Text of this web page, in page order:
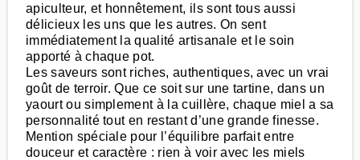
apiculteur, et honnêtement, ils sont tous aussi
délicieux les uns que les autres. On sent
immédiatement la qualité artisanale et le soin
apporté à chaque pot.
Les saveurs sont riches, authentiques, avec un vrai
goût de terroir. Que ce soit sur une tartine, dans un
yaourt ou simplement à la cuillère, chaque miel a sa
personnalité tout en restant d’une grande finesse.
Mention spéciale pour l’équilibre parfait entre
douceur et caractère : rien à voir avec les miels